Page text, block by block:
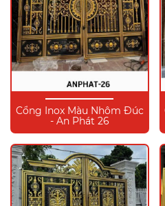
Cổng Inox Màu Nhôm Đúc
- An Phát 26